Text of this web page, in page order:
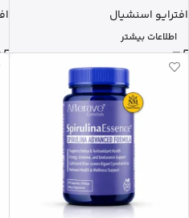
افترایو اسنشیال
اطلاعات بیشتر